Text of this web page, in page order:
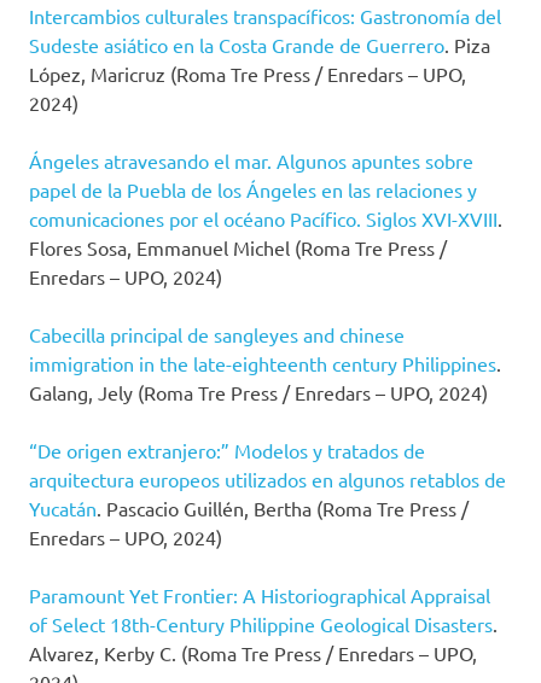
Intercambios culturales transpacíficos: Gastronomía del
Sudeste asiático en la Costa Grande de Guerrero . Piza
López, Maricruz (Roma Tre Press / Enredars – UPO,
2024)
Ángeles atravesando el mar. Algunos apuntes sobre
papel de la Puebla de los Ángeles en las relaciones y
comunicaciones por el océano Pacífico. Siglos XVI-XVIII
Flores Sosa, Emmanuel Michel (Roma Tre Press /
Enredars – UPO, 2024)
Cabecilla principal de sangleyes and chinese
immigration in the late-eighteenth century Philippines
Galang, Jely (Roma Tre Press / Enredars – UPO, 2024)
“De origen extranjero:” Modelos y tratados de
arquitectura europeos utilizados en algunos retablos de
Yucatán . Pascacio Guillén, Bertha (Roma Tre Press /
Enredars – UPO, 2024)
Paramount Yet Frontier: A Historiographical Appraisal
of Select 18th-Century Philippine Geological Disasters
Alvarez, Kerby C. (Roma Tre Press / Enredars – UPO,